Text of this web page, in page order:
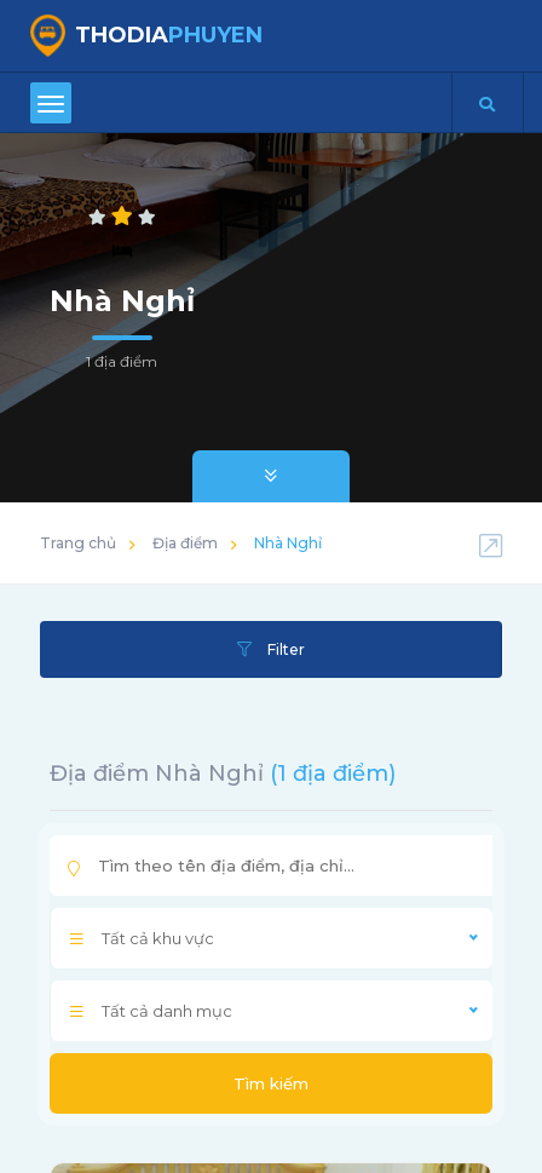
THODIAPHUYEN
Nhà Nghỉ
1 địa điểm
Trang chủ Địa điểm Nhà Nghỉ
Filter
Địa điểm Nhà Nghỉ (1 địa điểm)
Tất cả khu vực
Tất cả danh mục
Tìm kiếm